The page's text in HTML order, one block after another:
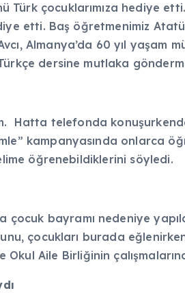
Türk çocuklarımıza hediye
etti. Baş öğretmenimiz
Almanya’da 60 yıl yaşam
dersine mutlaka
Hatta telefonda
kampanyasında onlarca
öğrenebildiklerini söyledi.
çocuk bayramı nedeniye
çocukları burada
Okul Aile Birliğinin